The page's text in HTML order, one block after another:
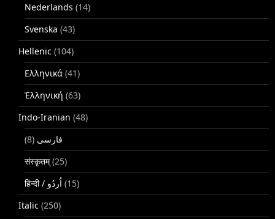
Nederlands (14)
Svenska (43)
Hellenic (104)
Ελληνικά (41)
Ἑλληνική (63)
Indo-Iranian (48)
فارسی (8)
संस्कृतम्(25)
(15)
Italic (250)